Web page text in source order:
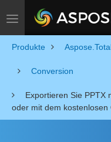
Toggle navigation
Produkte
Conversion
Exportieren Sie PPTX
oder mit dem kostenlosen